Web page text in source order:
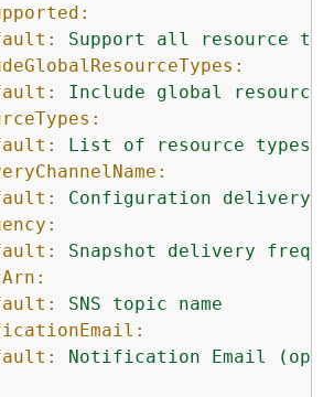
Support all resource
Include global resource
List of resource types
Configuration delivery
Snapshot delivery
SNS topic
name
Notification Email